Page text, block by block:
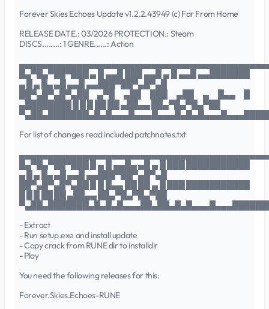
Forever Skies Echoes Update v1.2.2.43949 (c) Far From Home
RELEASE DATE.: 03/2026 PROTECTION.: Steam
DISCS........: 1 GENRE......: Action
█▄▀█▄▀██▀███ ▄ █ ▄▄█ ███ ▄▄█ ▄ █ ▄▄█ ▄▄███████
▄ █ ▄ █▄ ▄█ ▄▄█ ▄▄███▀██▀▄█▀▄█
██▀▄█▀▄█▀▄██ ▄▀█ ▄██ ███ ▄██ ▄ █▄▄ █
▄████████ █ █ █ ██ ██ ▄██▄▄ ██▄▀█▄▀█▄▀██
For list of changes read included patchnotes.txt
█▄▀█▄▀██▀███ █ ▄ █ ▄▄█▄ ▄█ ▄ █ ███ ███████████
▄ █ ▄ █▄ ▄█ ▄▄█ ▄▄███▀██▀▄█▀▄█
██▀▄█▀▄█▀▄██ █ █ █▄▄ ██ ██ ▄ █ ███ ███████████
█ █ █ ██ ██ ▄██▄▄ ██▄▀█▄▀█▄▀██
- Extract
- Run setup.exe and install update
- Copy crack from RUNE dir to installdir
- Play
You need the following releases for this:
Forever.Skies.Echoes-RUNE